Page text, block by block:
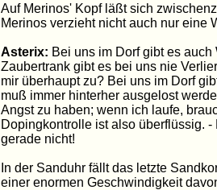
Auf Merinos' Kopf läßt sich
Merinos verzieht nicht auch nur eine
Asterix: Bei uns im Dorf gibt es
Zaubertrank gibt es bei uns nie
mir überhaupt zu? Bei uns im Dorf
muß immer hinterher ausgelost
Angst zu haben; wenn ich laufe,
Dopingkontrolle ist also überflüssig.
gerade nicht!
In der Sanduhr fällt das letzte
einer enormen Geschwindigkeit